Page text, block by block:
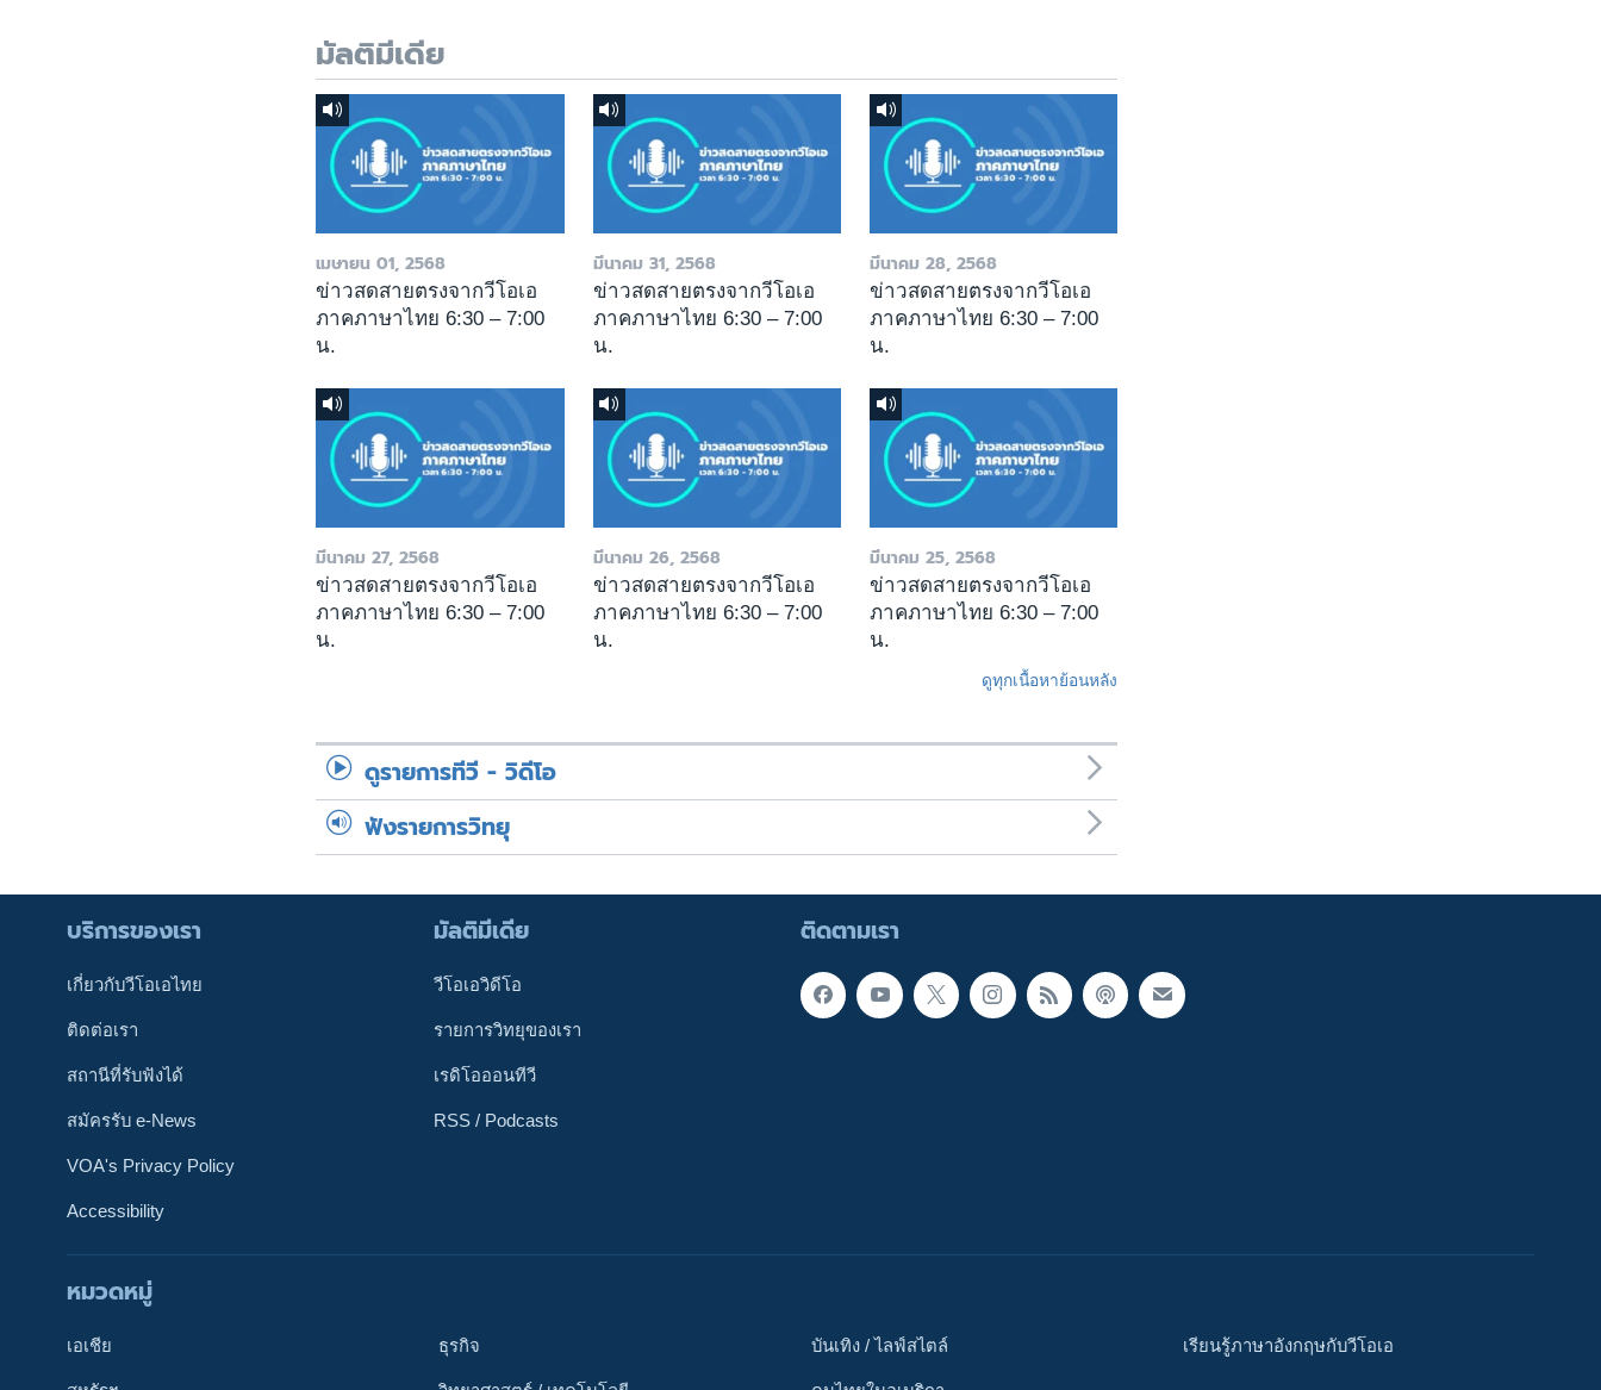
ติดตามเรา
มัลติมีเดีย
เมษายน 01, 2568
ข่าวสดสายตรงจากวีโอเอ
ภาคภาษาไทย 6:30 – 7:00
น.
มีนาคม 31, 2568
ข่าวสดสายตรงจากวีโอเอ
ภาคภาษาไทย 6:30 – 7:00
น.
มีนาคม 28, 2568
ข่าวสดสายตรงจากวีโอเอ
ภาคภาษาไทย 6:30 – 7:00
น.
มีนาคม 27, 2568
ข่าวสดสายตรงจากวีโอเอ
ภาคภาษาไทย 6:30 – 7:00
น.
มีนาคม 26, 2568
ข่าวสดสายตรงจากวีโอเอ
ภาคภาษาไทย 6:30 – 7:00
น.
มีนาคม 25, 2568
ข่าวสดสายตรงจากวีโอเอ
ภาคภาษาไทย 6:30 – 7:00
น.
ดูทุกเนื้อหาย้อนหลัง
ดูรายการทีวี - วิดีโอ
ฟังรายการวิทยุ
ติดตามเรา
บริการของเรา
เกี่ยวกับวีโอเอไทย
ติดต่อเรา
สถานีที่รับฟังได้
สมัครรับ e-News
VOA's Privacy Policy
Accessibility
มัลติมีเดีย
วีโอเอวิดีโอ
รายการวิทยุของเรา
เรดิโอออนทีวี
RSS / Podcasts
หมวดหมู่
เอเชีย ธุรกิจ บันเทิง / ไลฟ์สไตล์ เรียนรู้ภาษาอังกฤษกับวีโอเอ